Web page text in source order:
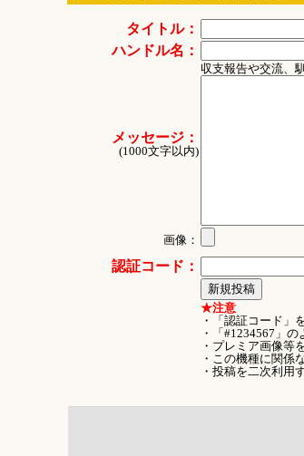
タイトル：
ハンドル名：
メッセージ：
(1000文字以内)
収支報告や交流、
画像：
認証コード：
★注意
・「認証コード」
・「#1234567」
・プレミア画像等
・この機種に関係
・投稿を二次利用